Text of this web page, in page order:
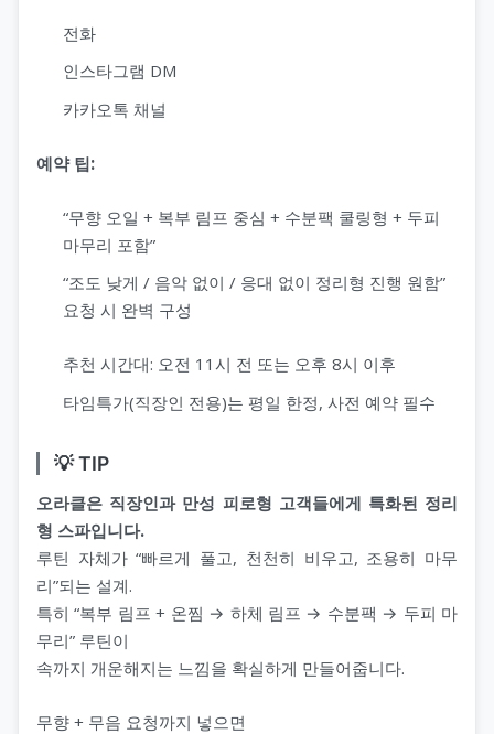
전화
인스타그램 DM
카카오톡 채널
예약 팁:
“무향 오일 + 복부 림프 중심 + 수분팩 쿨링형 + 두피
마무리 포함”
“조도 낮게 / 음악 없이 / 응대 없이 정리형 진행 원함”
요청 시 완벽 구성
추천 시간대: 오전 11시 전 또는 오후 8시 이후
타임특가(직장인 전용)는 평일 한정, 사전 예약 필수
💡 TIP
오라클은 직장인과 만성 피로형 고객들에게 특화된 정리
형 스파입니다.
루틴 자체가 “빠르게 풀고, 천천히 비우고, 조용히 마무
리”되는 설계.
특히 “복부 림프 + 온찜 → 하체 림프 → 수분팩 → 두피 마
무리” 루틴이
속까지 개운해지는 느낌을 확실하게 만들어줍니다.
무향 + 무음 요청까지 넣으면